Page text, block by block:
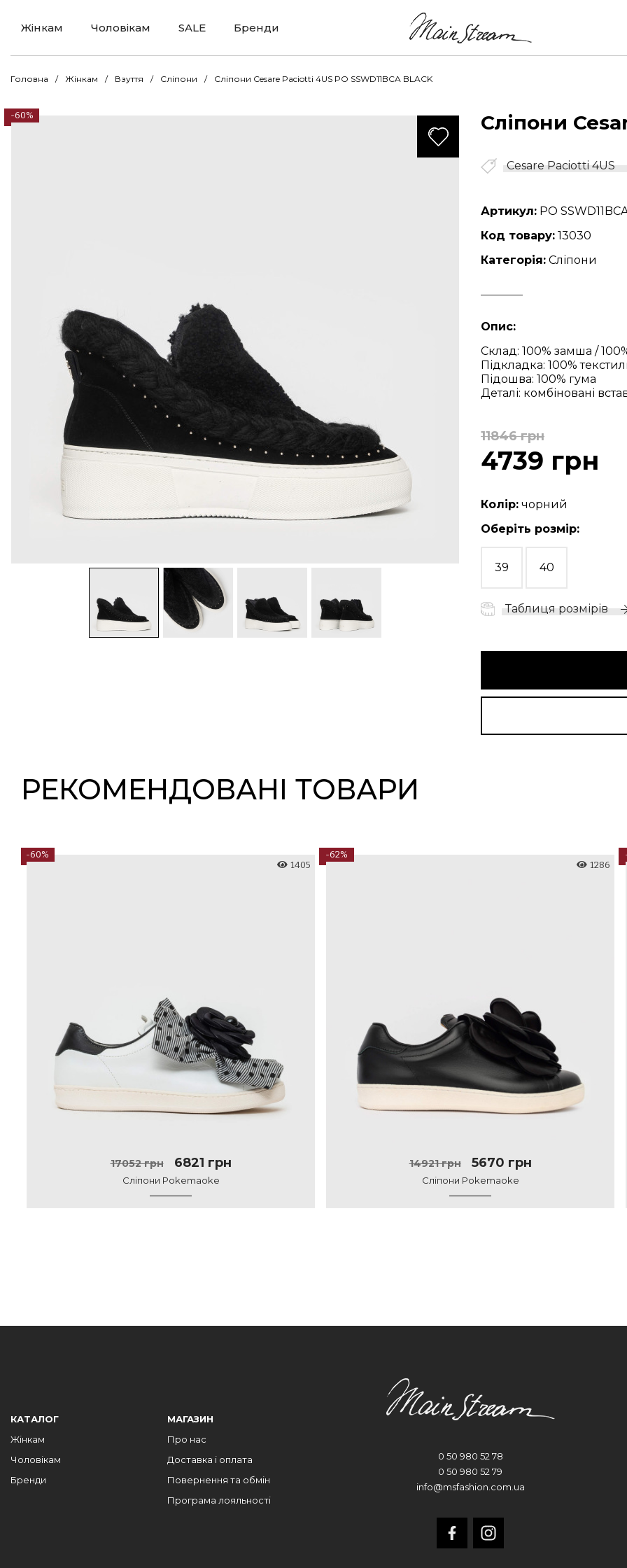
Жінкам Чоловікам SALE Бренди
Головна Жінкам Взуття Сліпони Сліпони Cesare Paciotti 4US PO SSWD11BCA BLACK
Сліпони
Cesare Paciotti 4US
Артикул: PO
Код товару: 13030
Категорія: Сліпони
Опис:
Склад: 100% замша /
Підкладка: 100%
Підошва: 100% гума
Деталі: комбіновані
-60%
888
11846 грн
4739 грн
Колір: чорний
Оберіть розмір:
39 40
Таблиця розмірів
РЕКОМЕНДОВАНІ ТОВАРИ
-60%
17052 грн 6821 грн
Сліпони Pokemaoke
1405
-62%
14921 грн 5670 грн
Сліпони Pokemaoke
1286
КАТАЛОГ
Жінкам
Чоловікам
Бренди
МАГАЗИН
Про нас
Доставка і оплата
Повернення та обмін
Програма лояльності
0 50 980 52 78
0 50 980 52 79
info@msfashion.com.ua